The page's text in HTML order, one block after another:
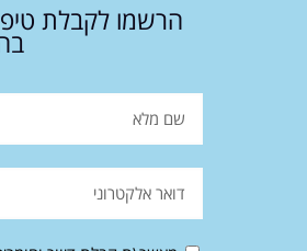
הרשמו לקבלת